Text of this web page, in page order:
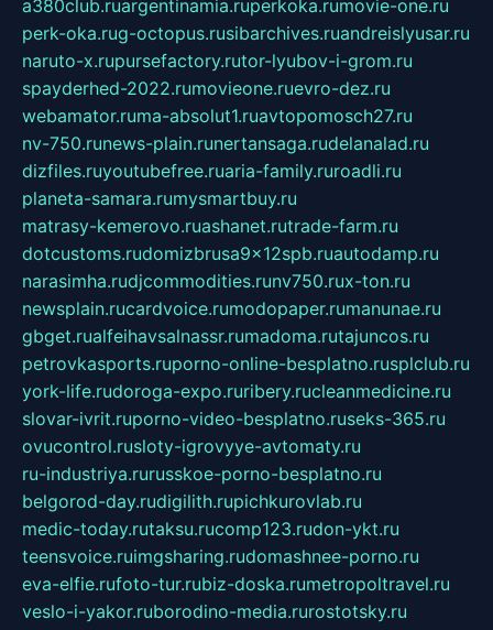
a380club.ruargentinamia.ruperkoka.rumovie-one.ru
perk-oka.rug-octopus.rusibarchives.ruandreislyusar.ru
naruto-x.rupursefactory.rutor-lyubov-i-grom.ru
spayderhed-2022.rumovieone.ruevro-dez.ru
webamator.ruma-absolut1.ruavtopomosch27.ru
nv-750.runews-plain.runertansaga.rudelanalad.ru
dizfiles.ruyoutubefree.ruaria-family.ruroadli.ru
planeta-samara.rumysmartbuy.ru
matrasy-kemerovo.ruashanet.rutrade-farm.ru
dotcustoms.rudomizbrusa9x12spb.ruautodamp.ru
narasimha.rudjcommodities.runv750.rux-ton.ru
newsplain.rucardvoice.rumodopaper.rumanunae.ru
gbget.rualfeihavsalnassr.rumadoma.rutajuncos.ru
petrovkasports.ruporno-online-besplatno.rusplclub.ru
york-life.rudoroga-expo.ruribery.rucleanmedicine.ru
slovar-ivrit.ruporno-video-besplatno.ruseks-365.ru
ovucontrol.rusloty-igrovyye-avtomaty.ru
ru-industriya.rurusskoe-porno-besplatno.ru
belgorod-day.rudigilith.rupichkurovlab.ru
medic-today.rutaksu.rucomp123.rudon-ykt.ru
teensvoice.ruimgsharing.rudomashnee-porno.ru
eva-elfie.rufoto-tur.rubiz-doska.rumetropoltravel.ru
veslo-i-yakor.ruborodino-media.rurostotsky.ru